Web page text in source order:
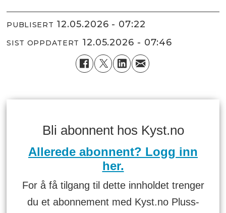
PUBLISERT 12.05.2026 - 07:22
SIST OPPDATERT 12.05.2026 - 07:46
Bli abonnent hos Kyst.no
Allerede abonnent? Logg inn
her.
For å få tilgang til dette innholdet trenger
du et abonnement med Kyst.no Pluss-